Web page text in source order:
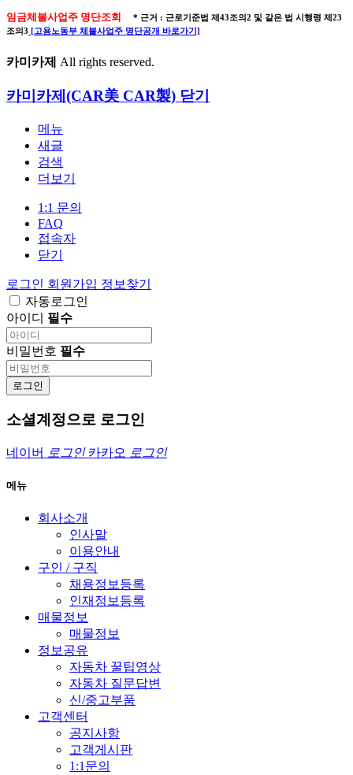
임금체불사업주 명단조회
* 근거 : 근로기준법 제43조의2 및 같은 법 시행령 제23
조의3 [고용노동부 체불사업주 명단공개 바로가기]
카미카제 All rights reserved.
카미카제(CAR美 CAR製) 닫기
메뉴
새글
검색
더보기
1:1 문의
FAQ
접속자
닫기
로그인 회원가입 정보찾기
자동로그인
아이디 필수
비밀번호 필수
로그인
소셜계정으로 로그인
네이버 로그인 카카오 로그인
메뉴
회사소개
인사말
이용안내
구인 / 구직
채용정보등록
인재정보등록
매물정보
매물정보
정보공유
자동차 꿀팁영상
자동차 질문답변
신/중고부품
고객센터
공지사항
고객게시판
1:1문의